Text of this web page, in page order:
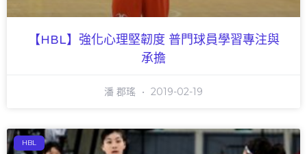
【HBL】強化心理堅韌度 普門球員學習專注與
承擔
潘 郡瑤 2019-02-19
HBL